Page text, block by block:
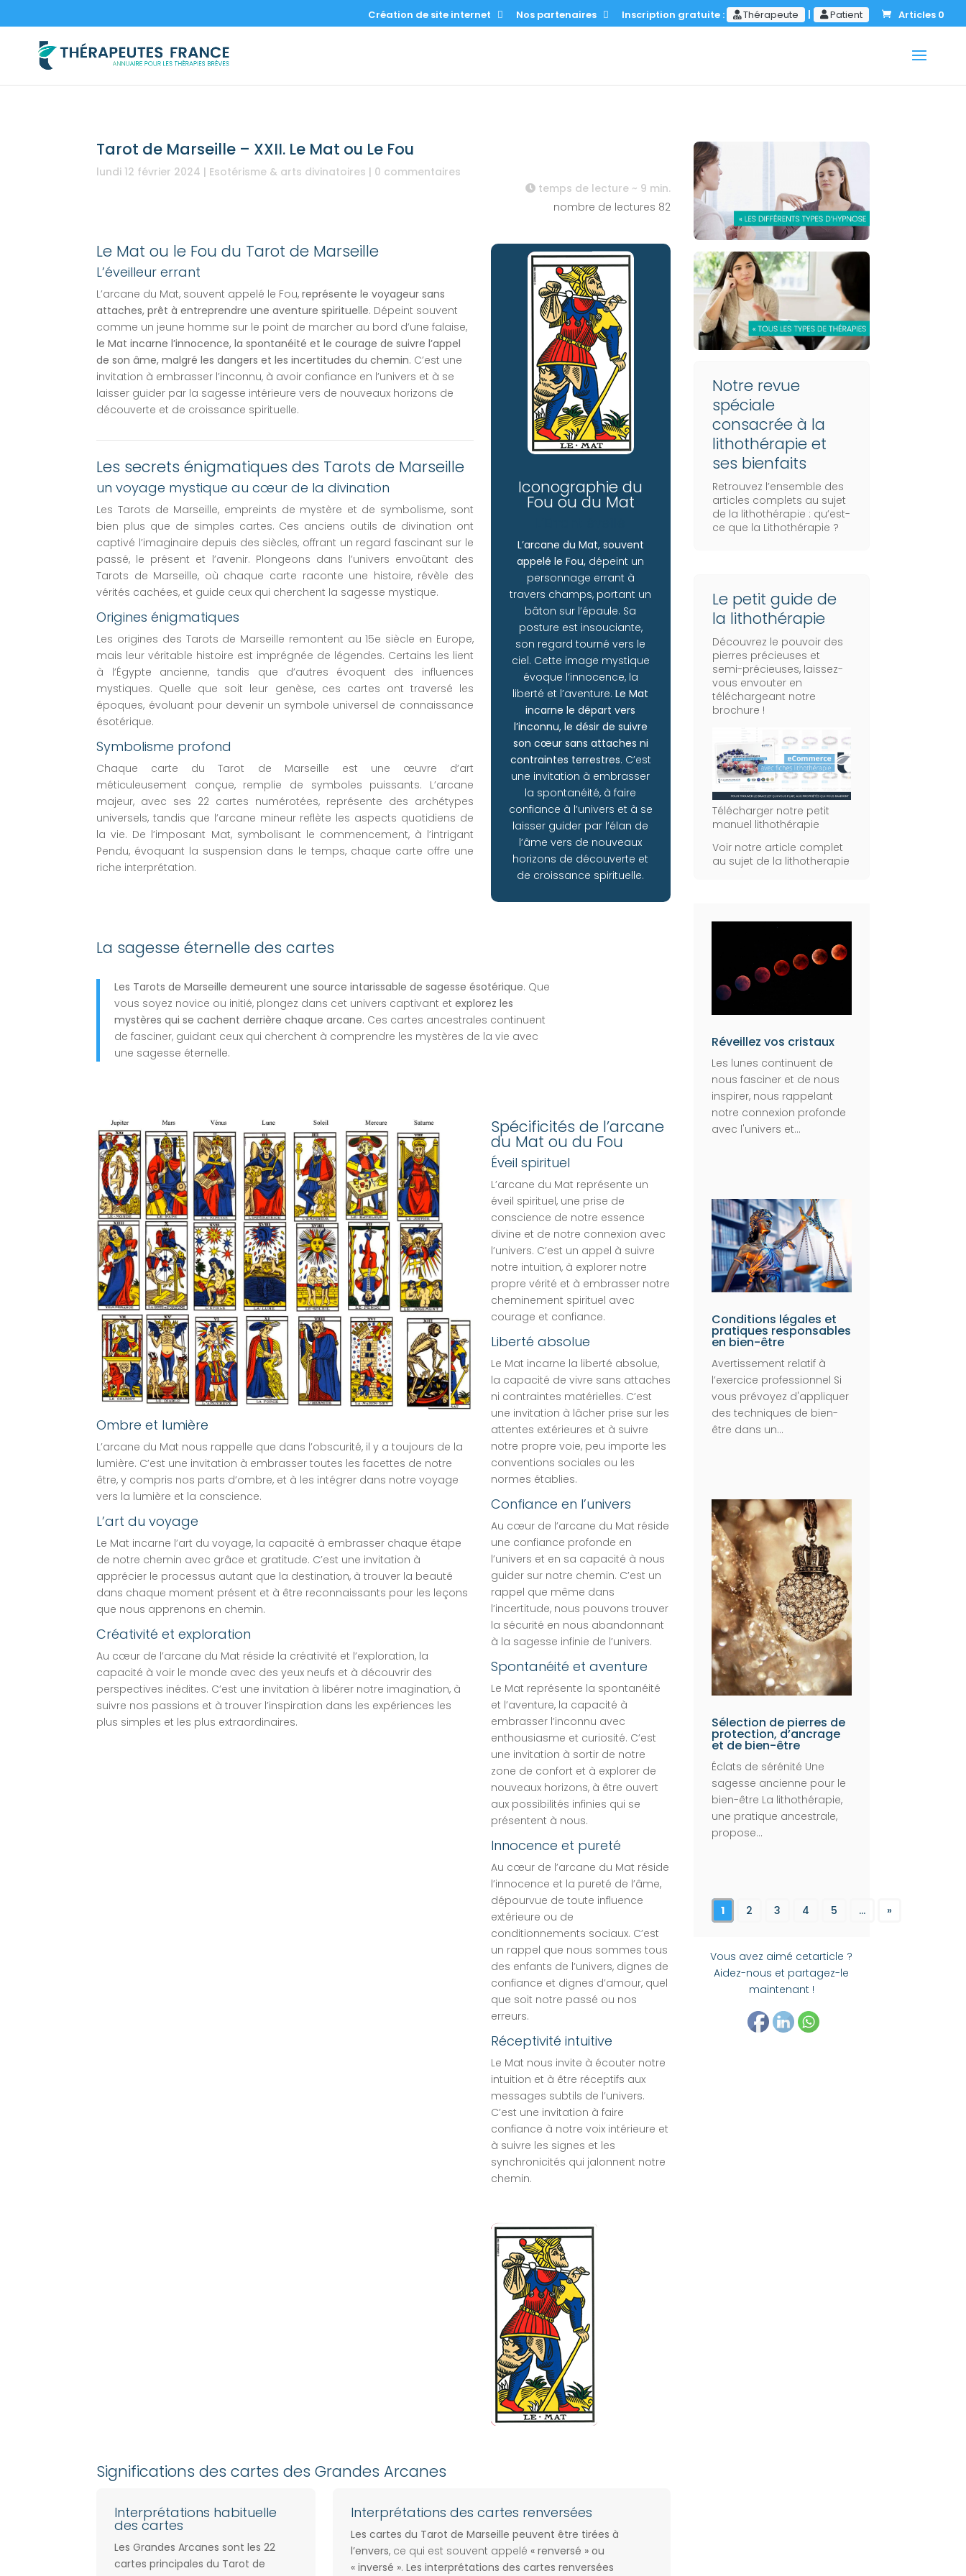
Création de site internet Nos partenaires Inscription gratuite : Thérapeute | Patient Articles 0
Tarot de Marseille – XXII. Le Mat ou Le Fou
lundi 12 février 2024 | Esotérisme & arts divinatoires | 0 commentaires
temps de lecture ~ 9 min.
nombre de lectures 82
Le Mat ou le Fou du Tarot de Marseille
L’éveilleur errant
L’arcane du Mat, souvent appelé le Fou,représente le voyageur sans
attaches, prêt à entreprendre une aventure spirituelle. Dépeint souvent
comme un jeune homme sur le point de marcher au bord d’une falaise,
le Mat incarne l’innocence, la spontanéité et le courage de suivre l’appel
de son âme, malgré les dangers et les incertitudes du chemin. C’est une
invitation à embrasser l’inconnu, à avoir confiance en l’univers et à se
laisser guider par la sagesse intérieure vers de nouveaux horizons de
découverte et de croissance spirituelle.
Les secrets énigmatiques des Tarots de Marseille
un voyage mystique au cœur de la divination
Les Tarots de Marseille, empreints de mystère et de symbolisme, sont
bien plus que de simples cartes. Ces anciens outils de divination ont
captivé l’imaginaire depuis des siècles, offrant un regard fascinant sur le
passé, le présent et l’avenir. Plongeons dans l’univers envoûtant des
Tarots de Marseille, où chaque carte raconte une histoire, révèle des
vérités cachées, et guide ceux qui cherchent la sagesse mystique.
Origines énigmatiques
Les origines des Tarots de Marseille remontent au 15e siècle en Europe,
mais leur véritable histoire est imprégnée de légendes. Certains les lient
à l’Égypte ancienne, tandis que d’autres évoquent des influences
mystiques. Quelle que soit leur genèse, ces cartes ont traversé les
époques, évoluant pour devenir un symbole universel de connaissance
ésotérique.
Symbolisme profond
Chaque carte du Tarot de Marseille est une œuvre d’art
méticuleusement conçue, remplie de symboles puissants. L’arcane
majeur, avec ses 22 cartes numérotées, représente des archétypes
universels, tandis que l’arcane mineur reflète les aspects quotidiens de
la vie. De l’imposant Mat, symbolisant le commencement, à l’intrigant
Pendu, évoquant la suspension dans le temps, chaque carte offre une
riche interprétation.
Iconographie du
Fou ou du Mat
L’arcane du Mat, souvent
appelé le Fou, dépeint un
personnage errant à
travers champs, portant un
bâton sur l’épaule. Sa
posture est insouciante,
son regard tourné vers le
ciel. Cette image mystique
évoque l’innocence, la
liberté et l’aventure.Le Mat
incarne le départ vers
l’inconnu, le désir de suivre
son cœur sans attaches ni
contraintes terrestres. C’est
une invitation à embrasser
la spontanéité, à faire
confiance à l’univers et à se
laisser guider par l’élan de
l’âme vers de nouveaux
horizons de découverte et
de croissance spirituelle.
La sagesse éternelle des cartes
Les Tarots de Marseille demeurent une source intarissable de sagesse ésotérique. Que
vous soyez novice ou initié, plongez dans cet univers captivant etexplorez les
mystères qui se cachent derrière chaque arcane. Ces cartes ancestrales continuent
de fasciner, guidant ceux qui cherchent à comprendre les mystères de la vie avec
une sagesse éternelle.
Ombre et lumière
L’arcane du Mat nous rappelle que dans l’obscurité, il y a toujours de la
lumière. C’est une invitation à embrasser toutes les facettes de notre
être, y compris nos parts d’ombre, et à les intégrer dans notre voyage
vers la lumière et la conscience.
L’art du voyage
Le Mat incarne l’art du voyage, la capacité à embrasser chaque étape
de notre chemin avec grâce et gratitude. C’est une invitation à
apprécier le processus autant que la destination, à trouver la beauté
dans chaque moment présent et à être reconnaissants pour les leçons
que nous apprenons en chemin.
Créativité et exploration
Au cœur de l’arcane du Mat réside la créativité et l’exploration, la
capacité à voir le monde avec des yeux neufs et à découvrir des
perspectives inédites. C’est une invitation à libérer notre imagination, à
suivre nos passions et à trouver l’inspiration dans les expériences les
plus simples et les plus extraordinaires.
Spécificités de l’arcane
du Mat ou du Fou
Éveil spirituel
L’arcane du Mat représente un
éveil spirituel, une prise de
conscience de notre essence
divine et de notre connexion avec
l’univers. C’est un appel à suivre
notre intuition, à explorer notre
propre vérité et à embrasser notre
cheminement spirituel avec
courage et confiance.
Liberté absolue
Le Mat incarne la liberté absolue,
la capacité de vivre sans attaches
ni contraintes matérielles. C’est
une invitation à lâcher prise sur les
attentes extérieures et à suivre
notre propre voie, peu importe les
conventions sociales ou les
normes établies.
Confiance en l’univers
Au cœur de l’arcane du Mat réside
une confiance profonde en
l’univers et en sa capacité à nous
guider sur notre chemin. C’est un
rappel que même dans
l’incertitude, nous pouvons trouver
la sécurité en nous abandonnant
à la sagesse infinie de l’univers.
Spontanéité et aventure
Le Mat représente la spontanéité
et l’aventure, la capacité à
embrasser l’inconnu avec
enthousiasme et curiosité. C’est
une invitation à sortir de notre
zone de confort et à explorer de
nouveaux horizons, à être ouvert
aux possibilités infinies qui se
présentent à nous.
Innocence et pureté
Au cœur de l’arcane du Mat réside
l’innocence et la pureté de l’âme,
dépourvue de toute influence
extérieure ou de
conditionnements sociaux. C’est
un rappel que nous sommes tous
des enfants de l’univers, dignes de
confiance et dignes d’amour, quel
que soit notre passé ou nos
erreurs.
Réceptivité intuitive
Le Mat nous invite à écouter notre
intuition et à être réceptifs aux
messages subtils de l’univers.
C’est une invitation à faire
confiance à notre voix intérieure et
à suivre les signes et les
synchronicités qui jalonnent notre
chemin.
Significations des cartes des Grandes Arcanes
Interprétations habituelle
des cartes
Les Grandes Arcanes sont les 22
cartes principales du Tarot de
Interprétations des cartes renversées
Les cartes du Tarot de Marseille peuvent être tirées à
l’envers, ce qui est souvent appelé« renversé » ou
« inversé ».Les interprétations des cartes renversées
Notre revue
spéciale
consacrée à la
lithothérapie et
ses bienfaits
Retrouvez l’ensemble des
articles complets au sujet
de la lithothérapie : qu’est-
ce que la Lithothérapie ?
Le petit guide de
la lithothérapie
Découvrez le pouvoir des
pierres précieuses et
semi-précieuses, laissez-
vous envouter en
téléchargeant notre
brochure !
Télécharger notre petit
manuel lithothérapie
Voir notre article complet
au sujet de la lithotherapie
Réveillez vos cristaux
Les lunes continuent de
nous fasciner et de nous
inspirer, nous rappelant
notre connexion profonde
avec l'univers et...
Conditions légales et
pratiques responsables
en bien-être
Avertissement relatif à
l’exercice professionnel Si
vous prévoyez d'appliquer
des techniques de bien-
être dans un...
Sélection de pierres de
protection, d’ancrage
et de bien-être
Éclats de sérénité Une
sagesse ancienne pour le
bien-être La lithothérapie,
une pratique ancestrale,
propose...
1 2 3 4 5 ... »
Vous avez aimé cetarticle ?
Aidez-nous et partagez-le
maintenant !